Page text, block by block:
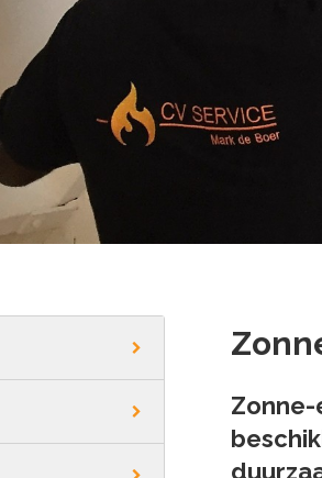
Zonne-